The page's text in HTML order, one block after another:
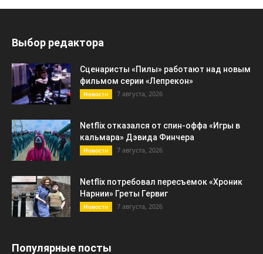
Выбор редактора
Сценаристы «Пилы» работают над новым
фильмом серии «Лепрекон»
Новости 7 августа, 2026
Netflix отказался от спин-оффа «Игры в
кальмара» Дэвида Финчера
Новости 7 августа, 2026
Netflix потребовал пересъемок «Хроник
Нарнии» Греты Гервиг
Новости 7 августа, 2026
Популярные посты